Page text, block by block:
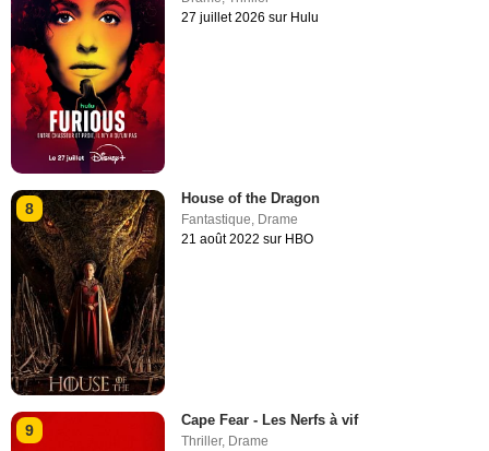
27 juillet 2026 sur Hulu
8
House of the Dragon
Fantastique, Drame
21 août 2022 sur HBO
9
Cape Fear - Les Nerfs à vif
Thriller, Drame